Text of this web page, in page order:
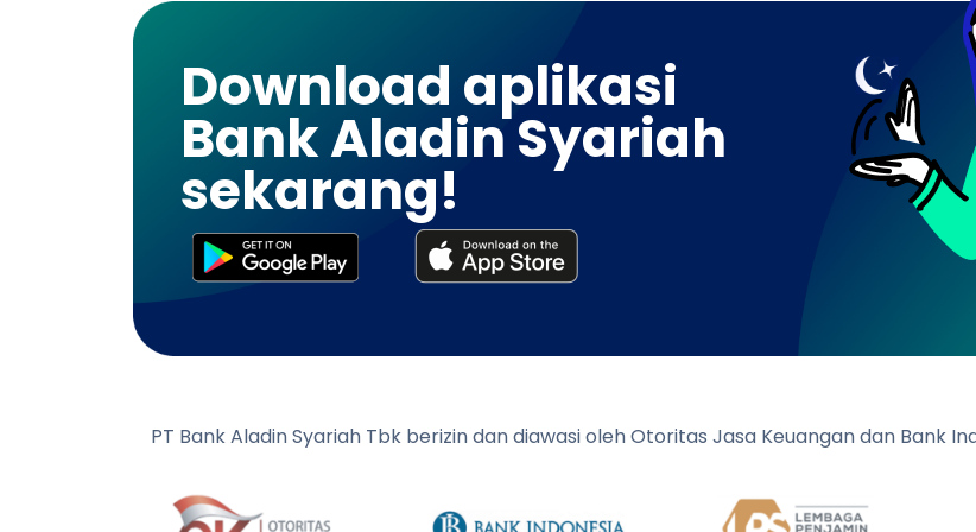
Download aplikasi
Bank Aladin Syariah
sekarang!
PT Bank Aladin Syariah Tbk berizin dan diawasi oleh Otoritas Jasa Keuangan dan Bank